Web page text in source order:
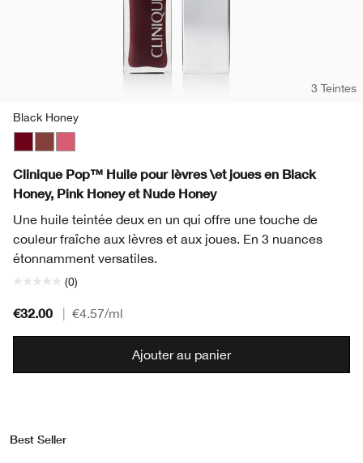
3 Teintes
Black Honey
Clinique Pop™ Huile pour lèvres \et joues en Black
Honey, Pink Honey et Nude Honey
Une huile teintée deux en un qui offre une touche de
couleur fraîche aux lèvres et aux joues. En 3 nuances
étonnamment versatiles.
(0)
€32.00 €4.57/ml
Ajouter au panier
Best Seller